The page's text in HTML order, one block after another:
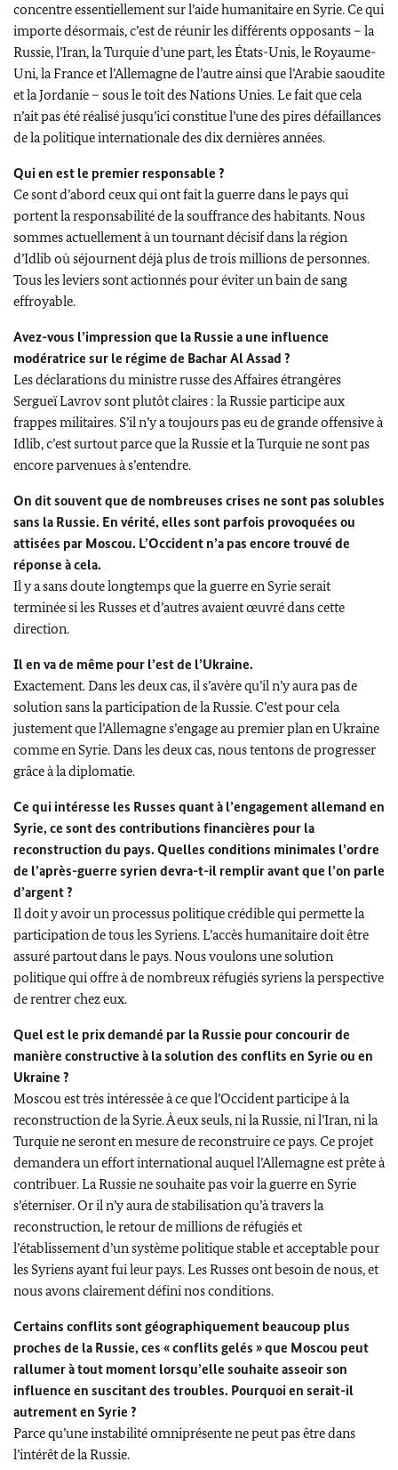
concentre essentiellement sur l’aide humanitaire en Syrie. Ce qui
importe désormais, c’est de réunir les différents opposants – la
Russie, l’Iran, la Turquie d’une part, les États-Unis, le Royaume-
Uni, la France et l’Allemagne de l’autre ainsi que l’Arabie saoudite
et la Jordanie – sous le toit des Nations Unies. Le fait que cela
n’ait pas été réalisé jusqu’ici constitue l’une des pires défaillances
de la politique internationale des dix dernières années.
Qui en est le premier responsable ?
Ce sont d’abord ceux qui ont fait la guerre dans le pays qui
portent la responsabilité de la souffrance des habitants. Nous
sommes actuellement à un tournant décisif dans la région
d’Idlib où séjournent déjà plus de trois millions de personnes.
Tous les leviers sont actionnés pour éviter un bain de sang
effroyable.
Avez-vous l’impression que la Russie a une influence
modératrice sur le régime de Bachar Al Assad ?
Les déclarations du ministre russe des Affaires étrangères
Sergueï Lavrovsont plutôt claires : la Russie participe aux
frappes militaires. S’il n’y a toujours pas eu de grande offensive à
Idlib, c’est surtout parce que la Russie et la Turquie ne sont pas
encore parvenues à s’entendre.
On dit souvent que de nombreuses crises ne sont pas solubles
sans la Russie. En vérité, elles sont parfois provoquées ou
attisées par Moscou. L’Occident n’a pas encore trouvé de
réponse à cela.
Il y a sans doute longtemps que la guerre en Syrie serait
terminée si les Russes et d’autres avaient œuvré dans cette
direction.
Il en va de même pour l’est de l’Ukraine.
Exactement. Dans les deux cas, il s’avère qu’il n’y aura pas de
solution sans la participation de la Russie. C’est pour cela
justement que l’Allemagne s’engage au premier plan en Ukraine
comme en Syrie. Dans les deux cas, nous tentons de progresser
grâce à la diplomatie.
Ce qui intéresse les Russes quant à l’engagement allemand en
Syrie, ce sont des contributions financières pour la
reconstruction du pays. Quelles conditions minimales l’ordre
de l’après-guerre syrien devra-t-il remplir avant que l’on parle
d’argent ?
Il doit y avoir un processus politique crédible qui permette la
participation de tous les Syriens. L’accès humanitaire doit être
assuré partout dans le pays. Nous voulons une solution
politique qui offre à de nombreux réfugiés syriens la perspective
de rentrer chez eux.
Quel est le prix demandé par la Russie pour concourir de
manière constructive à la solution des conflits en Syrie ou en
Ukraine ?
Moscou est très intéressée à ce que l’Occident participe à la
reconstruction de la Syrie. À eux seuls, ni la Russie, ni l’Iran, ni la
Turquie ne seront en mesure de reconstruire ce pays. Ce projet
demandera un effort international auquel l’Allemagne est prête à
contribuer. La Russie ne souhaite pas voir la guerre en Syrie
s’éterniser. Or il n’y aura de stabilisation qu’à travers la
reconstruction, le retour de millions de réfugiés et
l’établissement d’un système politique stable et acceptable pour
les Syriens ayant fui leur pays. Les Russes ont besoin de nous, et
nous avons clairement défini nos conditions.
Certains conflits sont géographiquement beaucoup plus
proches de la Russie, ces « conflits gelés » que Moscou peut
rallumer à tout moment lorsqu’elle souhaite asseoir son
influence en suscitant des troubles. Pourquoi en serait-il
autrement en Syrie ?
Parce qu’une instabilité omniprésente ne peut pas être dans
l’intérêt de la Russie.